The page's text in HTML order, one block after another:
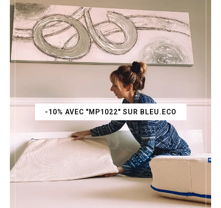
-10% AVEC "MP1022" SUR BLEU.ECO